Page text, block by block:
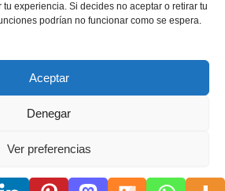
experiencia. Si decides no aceptar o retirar tu
podrían no funcionar como se espera.
Aceptar
Denegar
Ver preferencias
DE PRIVACIDADAVISO DE PRIVACIDAD
de todos.